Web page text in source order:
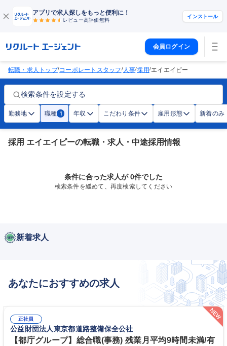
アプリで求人探しをもっと便利に！
レビュー高評価無料
インストール
会員ログイン
転職・求人トップ/コーポレートスタッフ/人事/採用/エイエイピー
検索条件を設定する
勤務地 職種 1 年収 こだわり条件 雇用形態 新着のみ
採用 エイエイピーの転職・求人・中途採用情報
条件に合った求人が 0件でした
検索条件を緩めて、再度検索してください
新着求人
あなたにおすすめの求人
正社員
公益財団法人東京都道路整備保全公社
【都庁グループ】総合職(事務) 残業月平均9時間未満/有